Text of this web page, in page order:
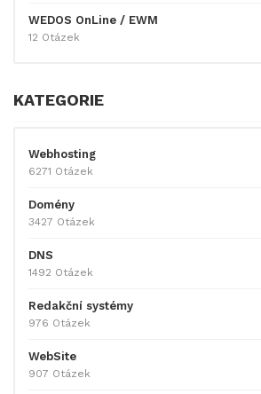
WEDOS OnLine / EWM
12 Otázek
KATEGORIE
Webhosting
6271 Otázek
Domény
3427 Otázek
DNS
1492 Otázek
Redakční systémy
976 Otázek
WebSite
907 Otázek